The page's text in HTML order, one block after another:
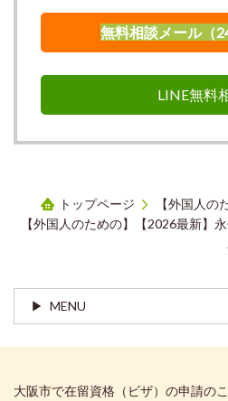
無料相談メール（
LINE無料
トップページ
【外国人の
【外国人のための】【2026最新】
MENU
大阪市で在留資格（ビザ）の申請の